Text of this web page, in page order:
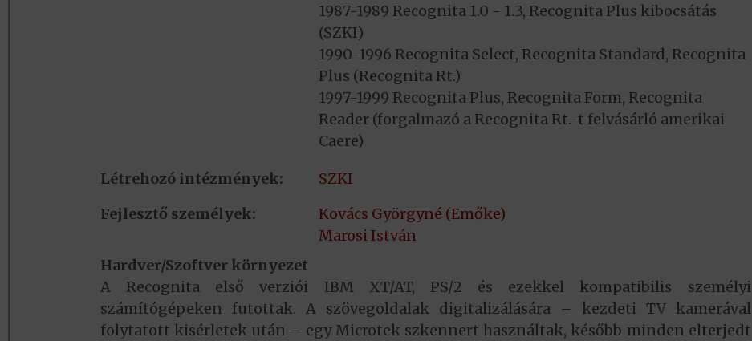
1987-1989 Recognita 1.0 - 1.3, Recognita Plus kibocsátás
(SZKI)
1990-1996 Recognita Select, Recognita Standard, Recognita
Plus (Recognita Rt.)
1997-1999 Recognita Plus, Recognita Form, Recognita
Reader (forgalmazó a Recognita Rt.-t felvásárló amerikai
Caere)
Létrehozó intézmények:
SZKI
Fejlesztő személyek:
Kovács Györgyné (Emőke)
Marosi István
Hardver/Szoftver környezet
A Recognita első verziói IBM XT/AT, PS/2 és ezekkel kompatibilis személyi
számítógépeken futottak. A szövegoldalak digitalizálására – kezdeti TV kamerával
folytatott kisérletek után – egy Microtek szkennert használtak, később minden elterjedt